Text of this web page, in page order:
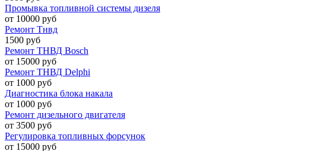
Промывка топливной системы дизеля
от 10000 руб
Ремонт Тнвд
1500 руб
Ремонт ТНВД Bosch
от 15000 руб
Ремонт ТНВД Delphi
от 1000 руб
Диагностика блока накала
от 1000 руб
Ремонт дизельного двигателя
от 3500 руб
Регулировка топливных форсунок
от 15000 руб